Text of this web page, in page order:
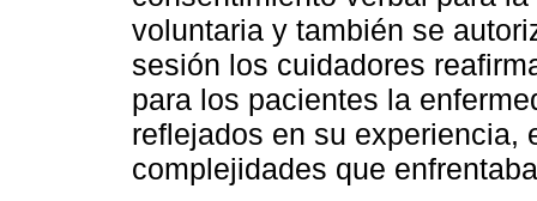
voluntaria y también se
sesión los cuidadores
para los pacientes la
reflejados en su experiencia,
complejidades que